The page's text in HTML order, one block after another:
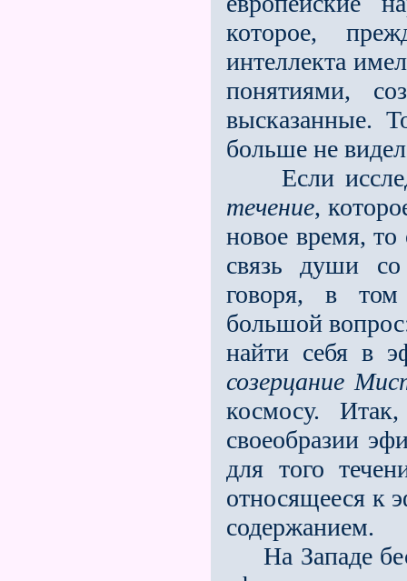
которое,
интеллекта
понятиями,
высказанные.
больше не
Если
течение,
новое время,
связь души
говоря, в том
большой
найти себя в
созерцание
космосу.
своеобразии
для того
относящееся к
содержанием.
На Западе